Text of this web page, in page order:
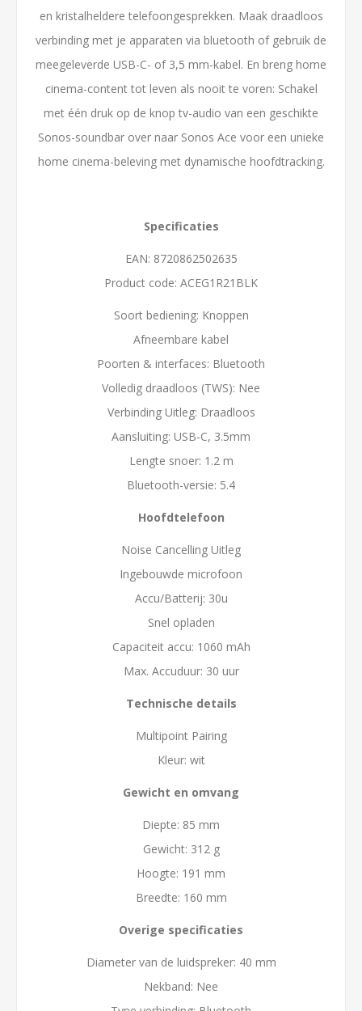
en kristalheldere telefoongesprekken. Maak draadloos
verbinding met je apparaten via bluetooth of gebruik de
meegeleverde USB-C- of 3,5 mm-kabel. En breng home
cinema-content tot leven als nooit te voren: Schakel
met één druk op de knop tv-audio van een geschikte
Sonos-soundbar over naar Sonos Ace voor een unieke
home cinema-beleving met dynamische hoofdtracking.
Specificaties
EAN: 8720862502635
Product code: ACEG1R21BLK
Soort bediening: Knoppen
Afneembare kabel
Poorten & interfaces: Bluetooth
Volledig draadloos (TWS): Nee
Verbinding Uitleg: Draadloos
Aansluiting: USB-C, 3.5mm
Lengte snoer: 1.2 m
Bluetooth-versie: 5.4
Hoofdtelefoon
Noise Cancelling Uitleg
Ingebouwde microfoon
Accu/Batterij: 30u
Snel opladen
Capaciteit accu: 1060 mAh
Max. Accuduur: 30 uur
Technische details
Multipoint Pairing
Kleur: wit
Gewicht en omvang
Diepte: 85 mm
Gewicht: 312 g
Hoogte: 191 mm
Breedte: 160 mm
Overige specificaties
Diameter van de luidspreker: 40 mm
Nekband: Nee